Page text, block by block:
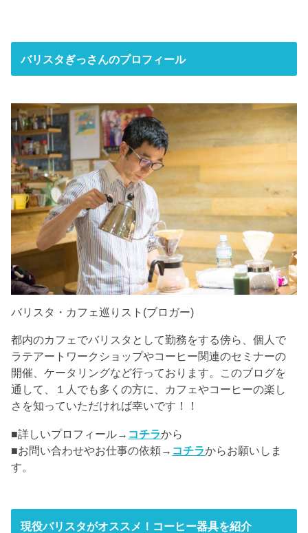
バリスタぎっさんのプロフィール
バリスタ・カフェ巡りスト(ブロガー)
都内のカフェでバリスタとして勤務をする傍ら、個人で
ラテアートワークショップやコーヒー関連のセミナーの
開催、ケータリングなど行っております。このブログを
通して、１人でも多くの方に、カフェやコーヒーの楽し
さを知っていただければ幸いです！！
■詳しいプロフィール→ コチラから
■お問い合わせやお仕事の依頼→ コチラからお願いしま
す。
現役バリスタがオススメ！コーヒー器具を紹介